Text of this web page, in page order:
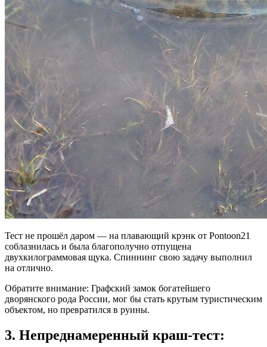
Тест не прошёл даром — на плавающий крэнк от Pontoon21
соблазнилась и была благополучно отпущена
двухкилограммовая щука. Спиннинг свою задачу выполнил
на отлично.
Обратите внимание: Графский замок богатейшего
дворянского рода России, мог бы стать крутым туристическим
объектом, но превратился в руины.
3. Непреднамеренный краш-тест: